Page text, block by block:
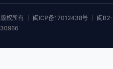
权所有 ｜ 闽ICP备17012438号 ｜ 闽B2-